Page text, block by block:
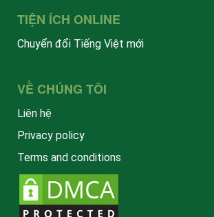
TIỆN ÍCH ONLINE
Chuyển đổi Tiếng Việt mới
VỀ CHÚNG TÔI
Liên hệ
Privacy policy
Terms and conditions